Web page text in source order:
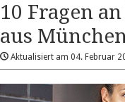
10 Fragen
aus
Aktualisiert am 04. Februar